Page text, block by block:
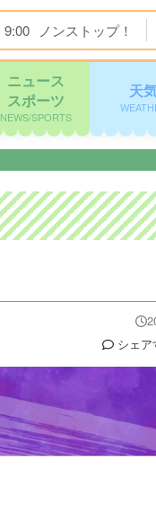
9:00 ノンストップ！
ニュース
スポーツ
NEWS/SPORTS
天
シェア